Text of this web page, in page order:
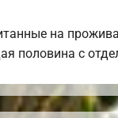
на
половина с